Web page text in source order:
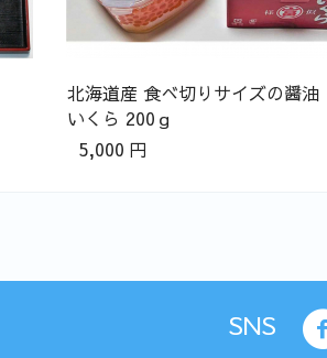
北海道産 食べ切りサイズの醤油
いくら 200ｇ
5,000 円
SNS